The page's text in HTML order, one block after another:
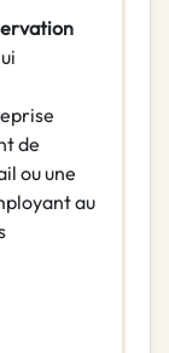
de
ou une
au